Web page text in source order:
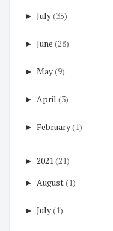
► July(35)
► June (28)
► May(9)
► April (3)
► February(1)
► 2021(21)
► August(1)
► July(1)